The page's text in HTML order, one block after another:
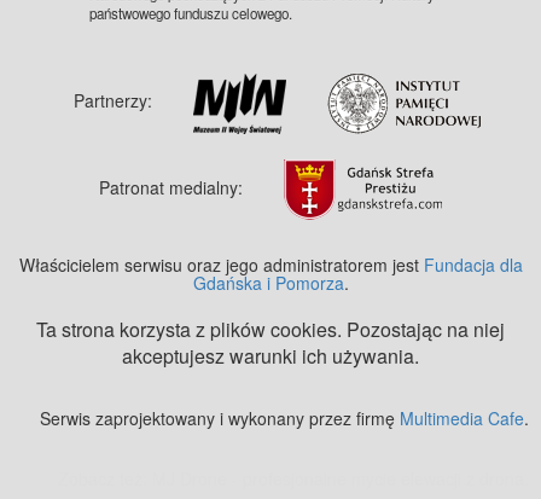
państwowego funduszu celowego.
Partnerzy:
Patronat medialny:
Właścicielem serwisu oraz jego administratorem jest Fundacja dla
Gdańska i Pomorza.
Ta strona korzysta z plików cookies. Pozostając na niej
akceptujesz warunki ich używania.
Serwis zaprojektowany i wykonany przez firmę Multimedia Cafe.